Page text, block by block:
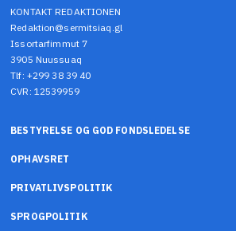
KONTAKT REDAKTIONEN
Redaktion@sermitsiaq.gl
Issortarfimmut 7
3905 Nuussuaq
Tlf: +299 38 39 40
CVR: 12539959
BESTYRELSE OG GOD FONDSLEDELSE
OPHAVSRET
PRIVATLIVSPOLITIK
SPROGPOLITIK